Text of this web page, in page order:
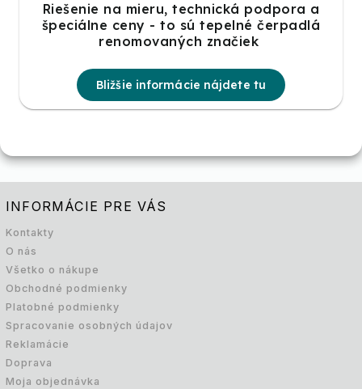
Riešenie na mieru, technická podpora a
špeciálne ceny - to sú tepelné čerpadlá
renomovaných značiek
Bližšie informácie nájdete tu
INFORMÁCIE PRE VÁS
Kontakty
O nás
Všetko o nákupe
Obchodné podmienky
Platobné podmienky
Spracovanie osobných údajov
Reklamácie
Doprava
Moja objednávka